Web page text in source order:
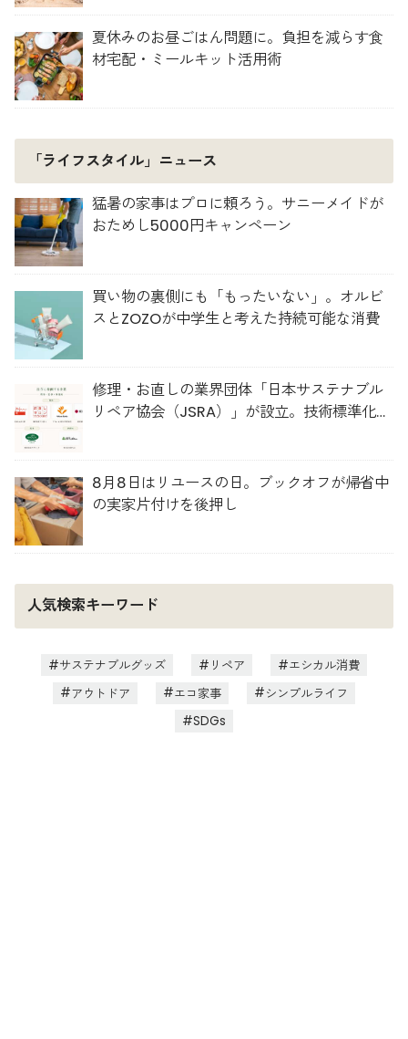
夏休みのお昼ごはん問題に。負担を減らす食
材宅配・ミールキット活用術
「ライフスタイル」ニュース
猛暑の家事はプロに頼ろう。サニーメイドが
おためし5000円キャンペーン
買い物の裏側にも「もったいない」。オルビ
スとZOZOが中学生と考えた持続可能な消費
修理・お直しの業界団体「日本サステナブル
リペア協会（JSRA）」が設立。技術標準化や
8月8日はリユースの日。ブックオフが帰省中
の実家片付けを後押し
人気検索キーワード
サステナブルグッズ リペア
エシカル消費
アウトドア
エコ家事
シンプルライフ
SDGs